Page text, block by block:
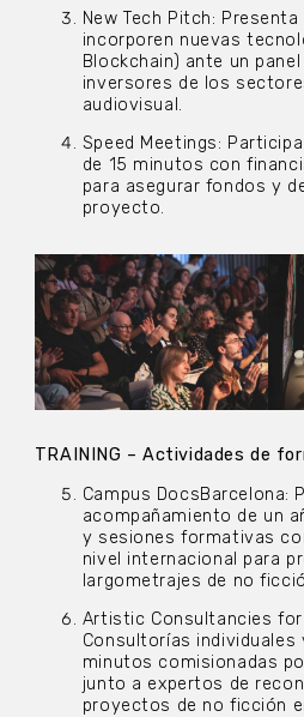
New Tech Pitch:
incorporen nuevas
Blockchain) ante un
inversores de los
audiovisual.
Speed Meetings:
de 15 minutos con
para asegurar fondos y
proyecto.
TRAINING – Actividades de
Campus DocsBarcelona:
acompañamiento de un
y sesiones formativas
nivel internacional para
largometrajes de no
Artistic Consultancies
Consultorías individuales
minutos comisionadas
junto a expertos de
proyectos de no ficción